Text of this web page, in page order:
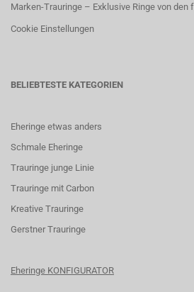
Marken-Trauringe – Exklusive Ringe von den
Cookie Einstellungen
BELIEBTESTE KATEGORIEN
Eheringe etwas anders
Schmale Eheringe
Trauringe junge Linie
Trauringe mit Carbon
Kreative Trauringe
Gerstner Trauringe
Eheringe KONFIGURATOR